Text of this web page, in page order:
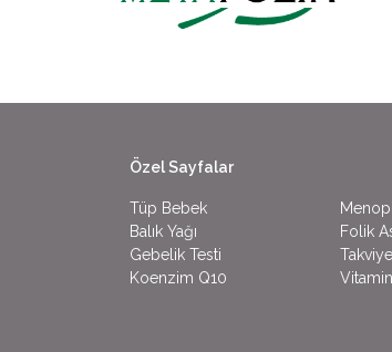
Özel Sayfalar
Tüp Bebek
Balık Yağı
Folik
Gebelik Testi
Koenzim Q10